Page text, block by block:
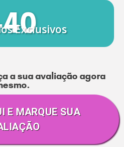
Exclusivos
a sua avaliação agora
E MARQUE SUA